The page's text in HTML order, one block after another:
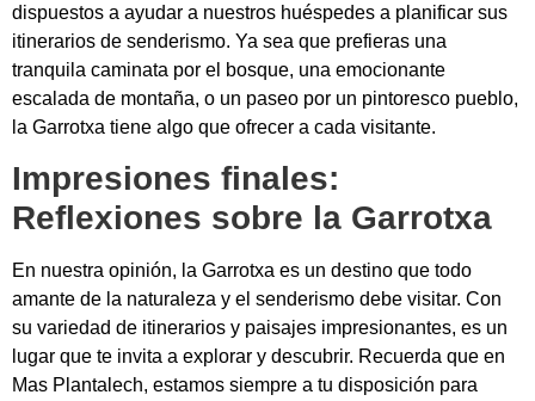
dispuestos a ayudar a nuestros huéspedes a planificar sus
itinerarios de senderismo. Ya sea que prefieras una
tranquila caminata por el bosque, una emocionante
escalada de montaña, o un paseo por un pintoresco pueblo,
la Garrotxa tiene algo que ofrecer a cada visitante.
Impresiones finales:
Reflexiones sobre la Garrotxa
En nuestra opinión, la Garrotxa es un destino que todo
amante de la naturaleza y el senderismo debe visitar. Con
su variedad de itinerarios y paisajes impresionantes, es un
lugar que te invita a explorar y descubrir. Recuerda que en
Mas Plantalech, estamos siempre a tu disposición para